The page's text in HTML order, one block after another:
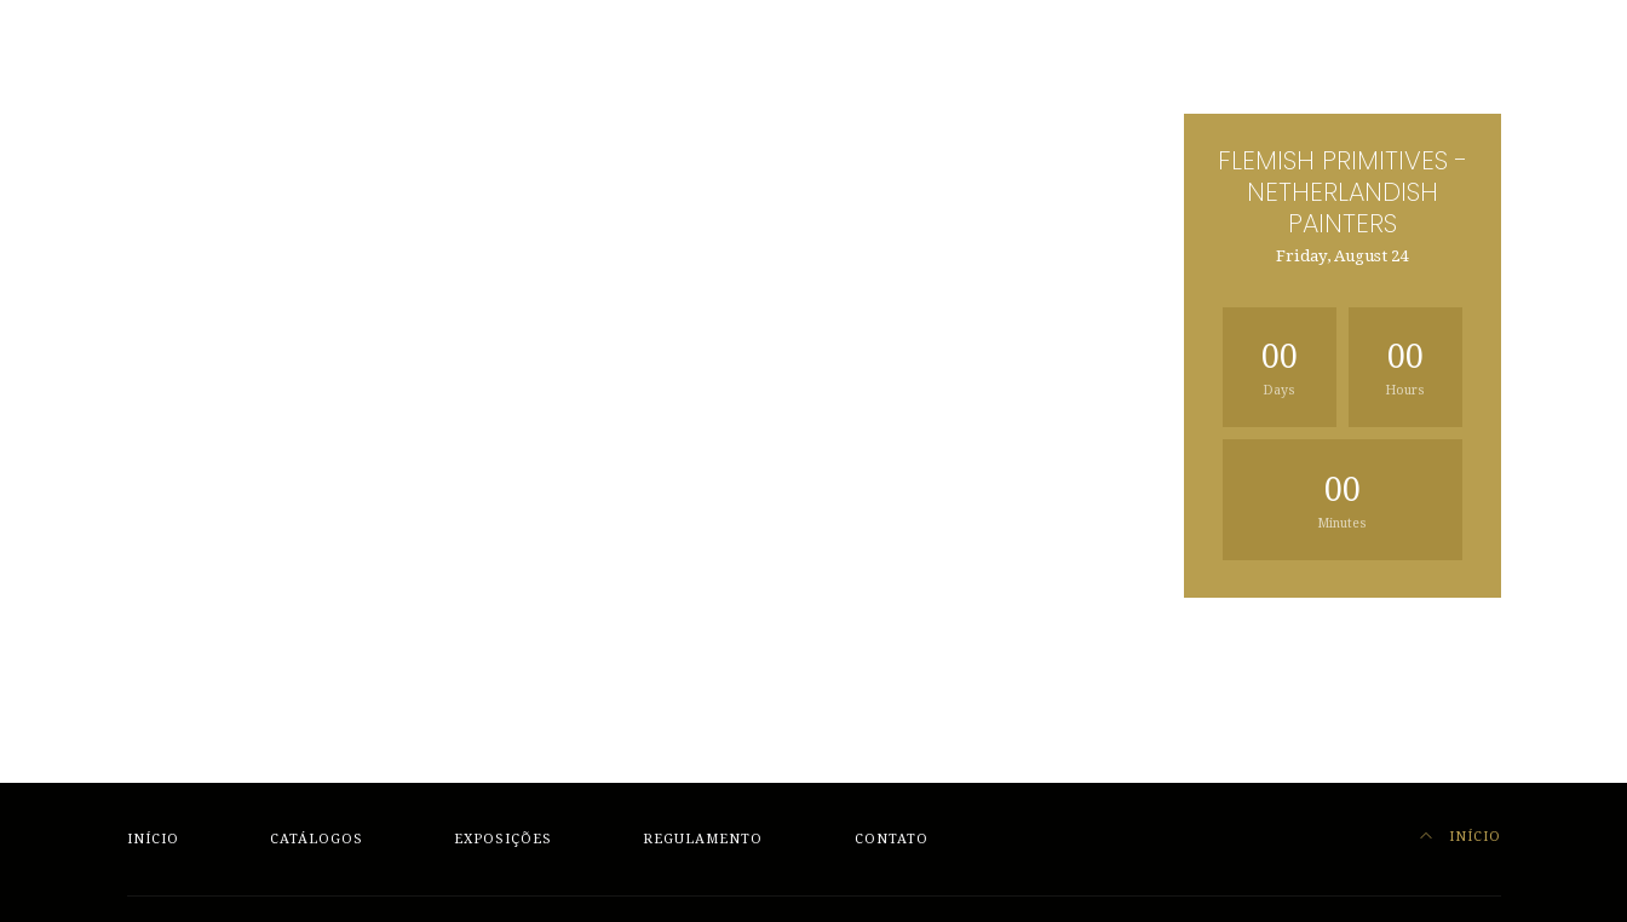
FLEMISH PRIMITIVES -
NETHERLANDISH
PAINTERS
Friday, August 24
00
Days
00
Hours
00
Minutes
INÍCIO CATÁLOGOS EXPOSIÇÕES REGULAMENTO CONTATO INÍCIO